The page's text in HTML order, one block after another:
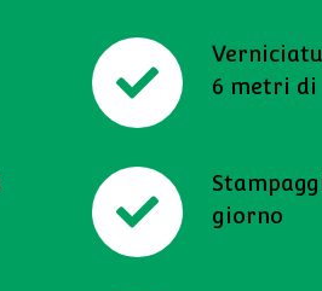
6 metri di
giorno